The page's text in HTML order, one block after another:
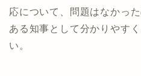
応について、問題はなかっ
ある知事として分かりやす
い。